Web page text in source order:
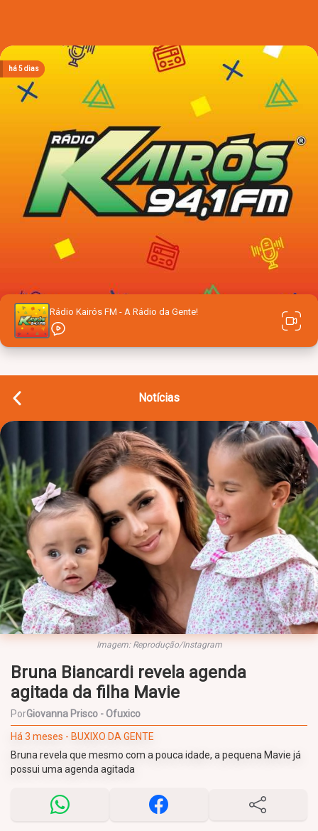
Rádio Kairós FM - A Rádio da Gente!
Notícias
Imagem: Reprodução/Instagram
Bruna Biancardi revela agenda
agitada da filha Mavie
PorGiovanna Prisco - Ofuxico
Há 3 meses - BUXIXO DA GENTE
Bruna revela que mesmo com a pouca idade, a pequena Mavie já
possui uma agenda agitada
há 1 dia
há 1 dia
há 1 dia
há 5 dias
há 5 dias